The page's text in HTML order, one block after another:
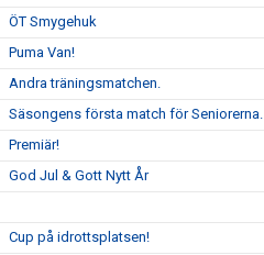
ÖT Smygehuk
Puma Van!
Andra träningsmatchen.
Säsongens första match för Seniorerna.
Premiär!
God Jul & Gott Nytt År
Cup på idrottsplatsen!